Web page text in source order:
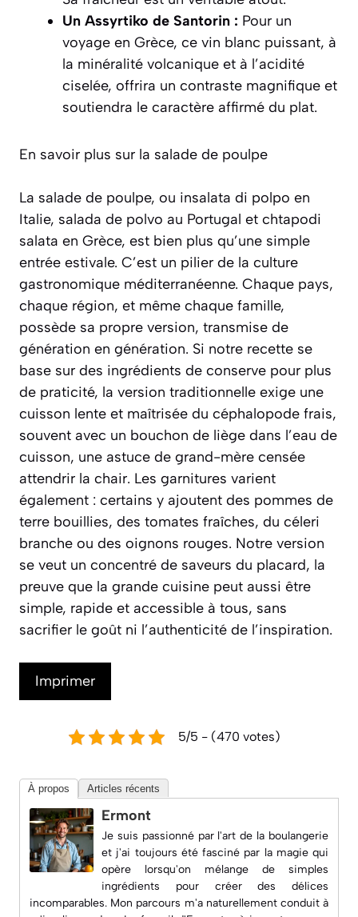
Un Assyrtiko de Santorin : Pour un
voyage en Grèce, ce vin blanc puissant, à
la minéralité volcanique et à l’acidité
ciselée, offrira un contraste magnifique et
soutiendra le caractère affirmé du plat.
En savoir plus sur la salade de poulpe
La salade de poulpe, ou insalata di polpo en
Italie, salada de polvo au Portugal et chtapodi
salata en Grèce, est bien plus qu’une simple
entrée estivale. C’est un pilier de la culture
gastronomique méditerranéenne. Chaque pays,
chaque région, et même chaque famille,
possède sa propre version, transmise de
génération en génération. Si notre recette se
base sur des ingrédients de conserve pour plus
de praticité, la version traditionnelle exige une
cuisson lente et maîtrisée du céphalopode frais,
souvent avec un bouchon de liège dans l’eau de
cuisson, une astuce de grand-mère censée
attendrir la chair. Les garnitures varient
également : certains y ajoutent des pommes de
terre bouillies, des tomates fraîches, du céleri
branche ou des oignons rouges. Notre version
se veut un concentré de saveurs du placard, la
preuve que la grande cuisine peut aussi être
simple, rapide et accessible à tous, sans
sacrifier le goût ni l’authenticité de l’inspiration.
Imprimer
5/5 - (470 votes)
À propos Articles récents
Ermont
Je suis passionné par l'art de la boulangerie
et j'ai toujours été fasciné par la magie qui
opère lorsqu'on mélange de simples
ingrédients pour créer des délices
incomparables. Mon parcours m'a naturellement conduit à